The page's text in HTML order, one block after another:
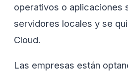
operativos o aplicaciones
servidores locales y se
Cloud.
Las empresas están